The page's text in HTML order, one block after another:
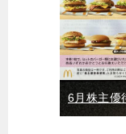
6月株主優